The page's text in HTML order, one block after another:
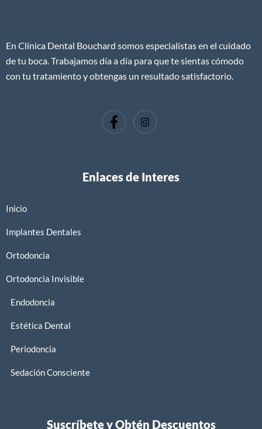
En Clínica Dental Bouchard somos especialistas en el cuidado
de tu boca. Trabajamos día a día para que te sientas cómodo
con tu tratamiento y obtengas un resultado satisfactorio.
Enlaces de Interes
Inicio
Implantes Dentales
Ortodoncia
Ortodoncia Invisible
Endodoncia
Estética Dental
Periodoncia
Sedación Consciente
Suscríbete y Obtén Descuentos